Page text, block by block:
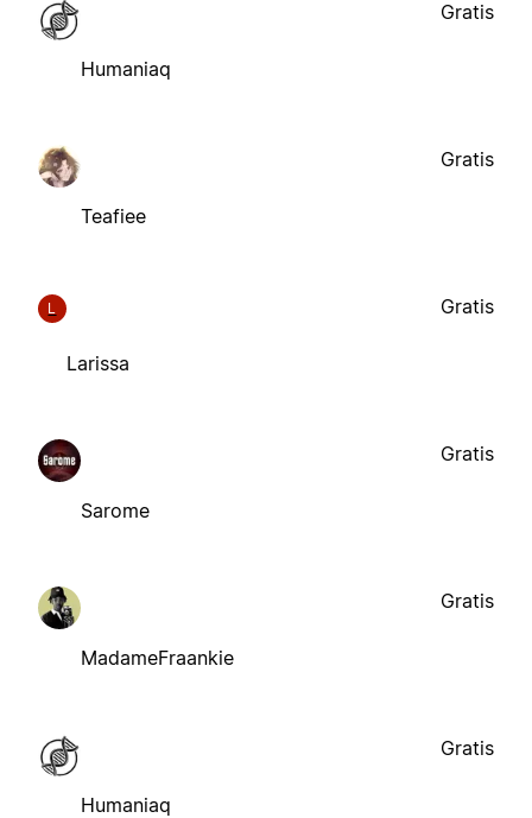
Humaniaq
Gratis
Teafiee
Gratis
L
Larissa
Gratis
Sarome
Gratis
MadameFraankie
Gratis
Humaniaq
Gratis